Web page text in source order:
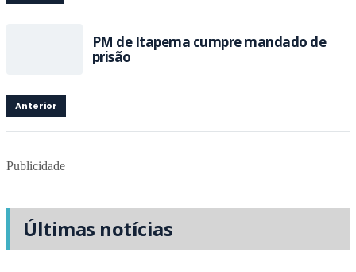
PM de Itapema cumpre mandado de
prisão
Anterior
Publicidade
Últimas notícias